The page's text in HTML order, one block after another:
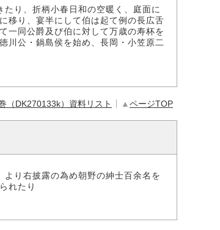
り、折柄小春日和の空暖く、庭面に
移り、宴半にして伯は起て例の長広舌
一同公爵及び伯に対して万歳の寿杯を
川公・鍋島侯を始め、長岡・小笠原二
（DK270133k）資料リスト ▲ページTOP
り右披露の為め朝野の紳士百余名を
れたり